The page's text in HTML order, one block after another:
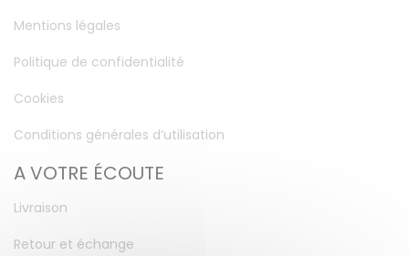
Mentions légales
Politique de confidentialité
Cookies
Conditions générales d’utilisation
A VOTRE ÉCOUTE
Livraison
Retour et échange